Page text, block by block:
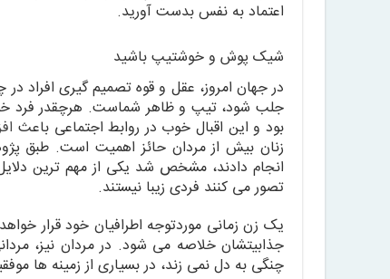
اعتماد به نفس بدست آورید.
شیک پوش و خوشتیپ باشید
در جهان امروز، عقل و قوه تصمیم گیری افراد
جلب شود، تیپ و ظاهر شماست. هرچقدر فرد
بود و این اقبال خوب در روابط اجتماعی باعث
زنان بیش از مردان حائز اهمیت است. طبق
انجام دادند، مشخص شد یکی از مهم ترین
تصور می کنند فردی زیبا نیستند.
یک زن زمانی موردتوجه اطرافیان خود قرار
جذابیتشان خلاصه می شود. در مردان نیز،
چنگی به دل نمی زند، در بسیاری از زمینه ها